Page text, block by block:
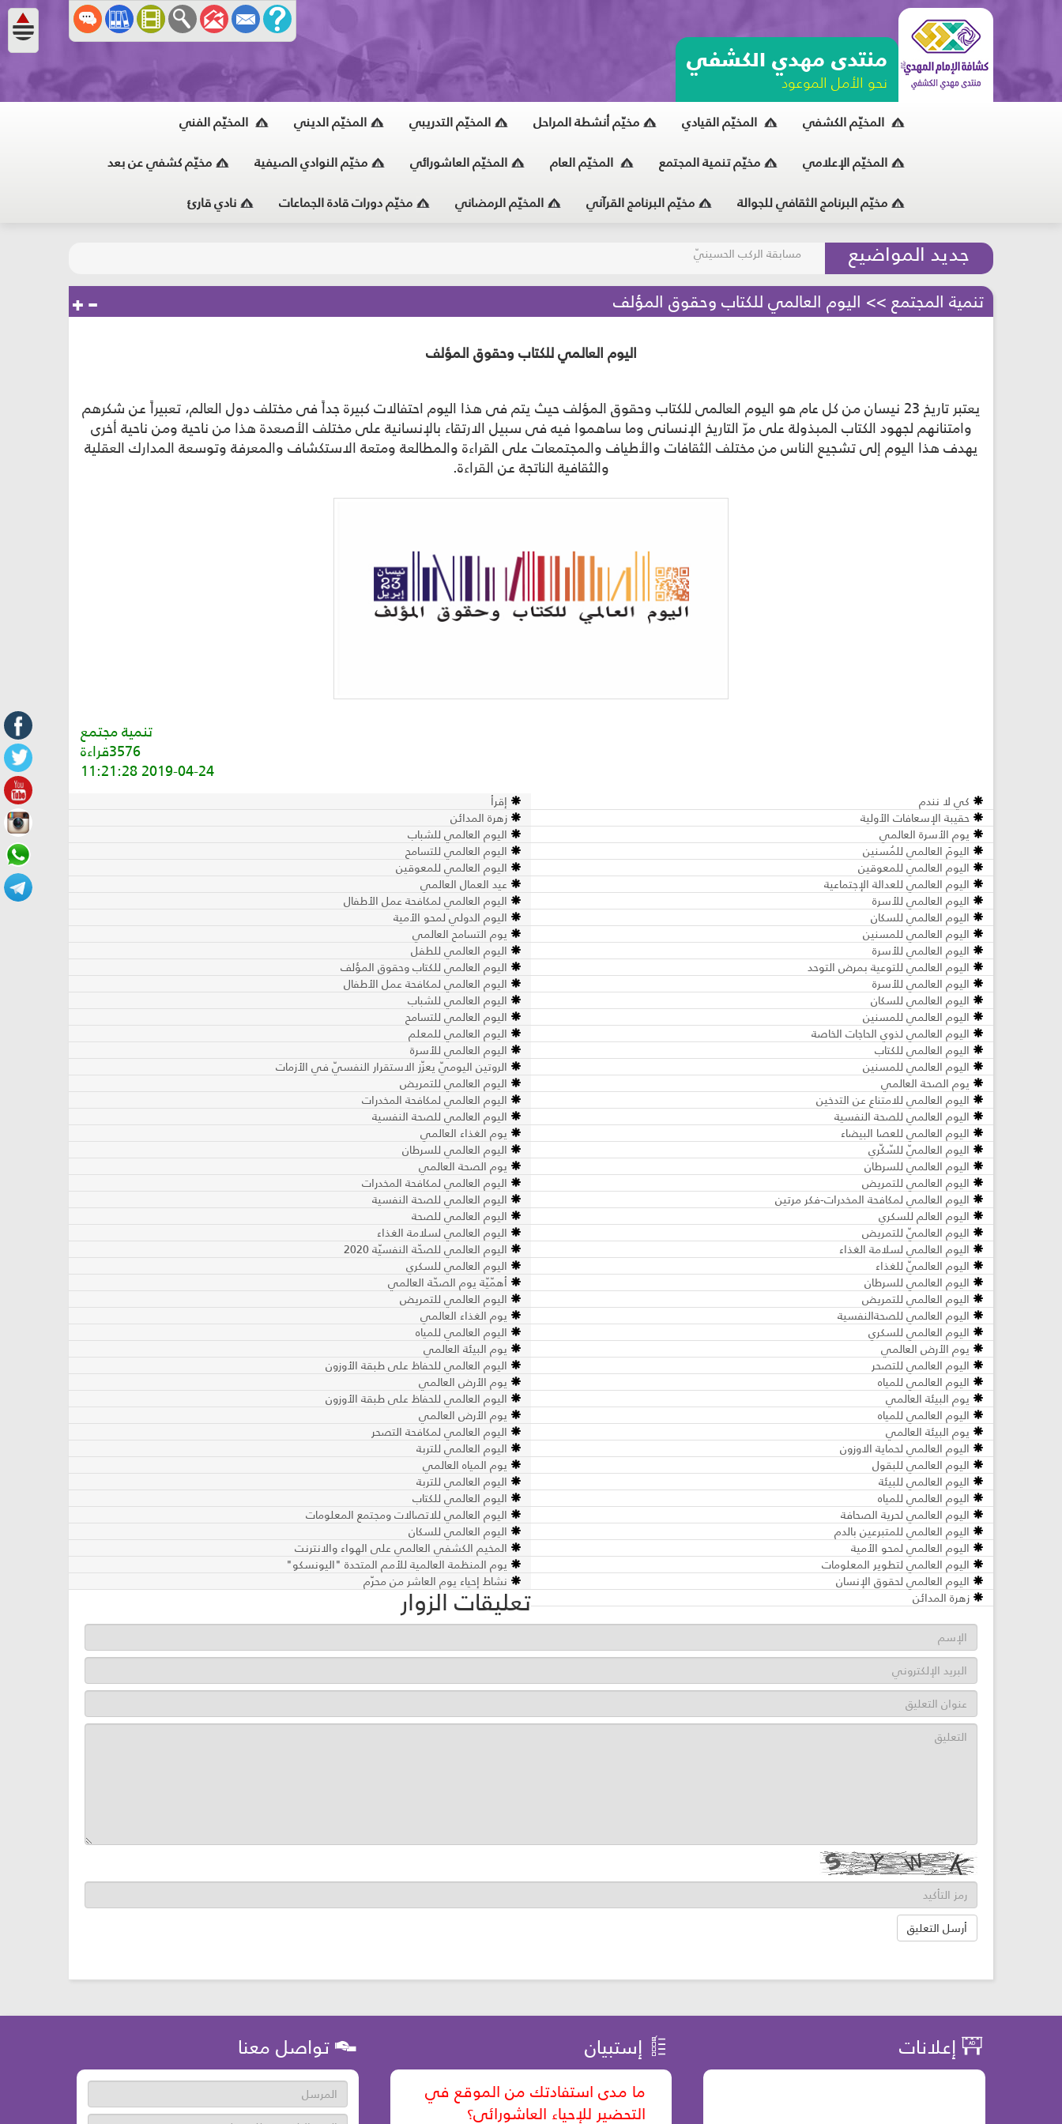
منتدى مهدي الكشفي
نحو الأمل الموعود
المخيّم الكشفي المخيّم القيادي مخيّم أنشطة المراحل المخيّم التدريبي المخيّم الديني المخيّم الفني
المخيّم الإعلامي مخيّم تنمية المجتمع المخيّم العام المخيّم العاشورائي مخيّم النوادي الصيفية مخيّم كشفي عن بعد
مخيّم البرنامج الثقافي للجوالة مخيّم البرنامج القرآني المخيّم الرمضاني مخيّم دورات قادة الجماعات نادي قارئ
جديد المواضيع
مسابقة الركب الحسينيّ
المحافظة على البيئة
تنمية المجتمع >> اليوم العالمي للكتاب وحقوق المؤلف
اليوم العالمي للكتاب وحقوق المؤلف
يعتبر تاريخ 23 نيسان من كل عام هو اليوم العالمي للكتاب وحقوق المؤلف حيث يتم في هذا اليوم احتفالات كبيرة جداً في مختلف دول العالم، تعبيراً عن شكرهم
وامتنانهم لجهود الكتاب المبذولة على مرّ التاريخ الإنساني وما ساهموا فيه في سبيل الارتقاء بالإنسانية على مختلف الأصعدة هذا من ناحية ومن ناحية أخرى
يهدف هذا اليوم إلى تشجيع الناس من مختلف الثقافات والأطياف والمجتمعات على القراءة والمطالعة ومتعة الاستكشاف والمعرفة وتوسعة المدارك العقلية
والثقافية الناتجة عن القراءة.
تنمية مجتمع
3576قراءة
2019-04-24 11:21:28
كي لا نندم
إقرأ
حقيبة الإسعافات الأولية
زهرة المدائن
يوم الأسرة العالمي
اليوم العالمي للشباب
اليومَ العالمي للمُسنين
اليوم العالمي للتسامح
اليوم العالمي للمعوقين
اليوم العالمي للمعوقين
اليوم العالمي للعدالة الإجتماعية
عيد العمال العالمي
اليوم العالمي للأسرة
اليوم العالمي لمكافحة عمل الأطفال
اليوم العالمي للسكان
اليوم الدولي لمحو الأمية
اليوم العالمي للمسنين
يوم التسامح العالمي
اليوم العالمي للأسرة
اليوم العالمي للطفل
اليوم العالمي للتوعية بمرض التوحد
اليوم العالمي للكتاب وحقوق المؤلف
اليوم العالمي للأسرة
اليوم العالمي لمكافحة عمل الأطفال
اليوم العالمي للسكان
اليوم العالمي للشباب
اليوم العالمي للمسنين
اليوم العالمي للتسامح
اليوم العالمي لذوي الحاجات الخاصة
اليوم العالمي للمعلم
اليوم العالمي للكتاب
اليوم العالمي للأسرة
اليوم العالمي للمسنين
الروتين اليوميّ يعزّز الاستقرار النفسيّ في الأزمات
يوم الصحة العالمي
اليوم العالمي للتمريض
اليوم العالمي للامتناع عن التدخين
اليوم العالمي لمكافحة المخدرات
اليوم العالمي للصحة النفسية
اليوم العالمي للصحة النفسية
اليوم العالمي للعصا البيضاء
يوم الغذاء العالمي
اليوم العالميّ للسّكّري
اليوم العالمي للسرطان
اليوم العالمي للسرطان
يوم الصحة العالمي
اليوم العالمي للتمريض
اليوم العالمي لمكافحة المخدرات
اليوم العالمي لمكافحة المخدرات-فكر مرتين
اليوم العالمي للصحة النفسية
اليوم العالم للسكري
اليوم العالمي للصحة
اليوم العالميّ للتمريض
اليوم العالمي لسلامة الغذاء
اليوم العالمي لسلامة الغذاء
اليوم العالمي للصحّة النفسيّة 2020
اليوم العالميّ للغذاء
اليوم العالمي للسكري
اليوم العالمي للسرطان
أهمّيّة يوم الصحّة العالمي
اليوم العالمي للتمريض
اليوم العالمي للتمريض
اليوم العالمي للصحةالنفسية
يوم الغذاء العالمي
اليوم العالمي للسكري
اليوم العالمي للمياه
يوم الأرض العالمي
يوم البيئة العالمي
اليوم العالمي للتصحر
اليوم العالمي للحفاظ على طبقة الأوزون
اليوم العالمي للمياه
يوم الأرض العالمي
يوم البيئة العالمي
اليوم العالمي للحفاظ على طبقة الأوزون
اليوم العالمي للمياه
يوم الأرض العالمي
يوم البيئة العالمي
اليوم العالمي لمكافحة التصحر
اليوم العالمي لحماية الاوزون
اليوم العالمي للتربة
اليوم العالمي للبقول
يوم المياه العالمي
اليوم العالمي للبيئة
اليوم العالمي للتربة
اليوم العالمي للمياه
اليوم العالمي للكتاب
اليوم العالمي لحرية الصحافة
اليوم العالمي للاتصالات ومجتمع المعلومات
اليوم العالمي للمتبرعين بالدم
اليوم العالمي للسكان
اليوم العالمي لمحو الأمية
المخيم الكشفي العالمي على الهواء والانترنت
اليوم العالمي لتطوير المعلومات
يوم المنظمة العالمية للأمم المتحدة "اليونسكو"
اليوم العالمي لحقوق الإنسان
نشاط إحياء يوم العاشر من محرّم
زهرة المدائن
تعليقات الزوار
إعلانات إستبيان تواصل معنا